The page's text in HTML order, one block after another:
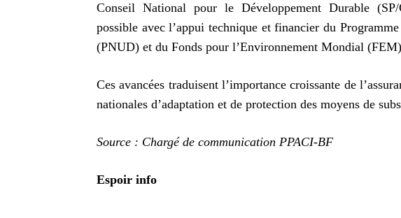
Conseil National pour le Développement Durable
possible avec l’appui technique et financier du
(PNUD) et du Fonds pour l’Environnement Mondial
Ces avancées traduisent l’importance croissante de
nationales d’adaptation et de protection des moyens de
Source : Chargé de communication PPACI-BF
Espoir info